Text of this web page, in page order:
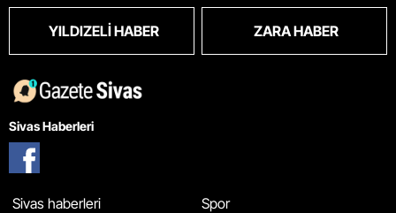
YILDIZELI HABER ZARA HABER
Sivas Haberleri
Sivas haberleri
Spor